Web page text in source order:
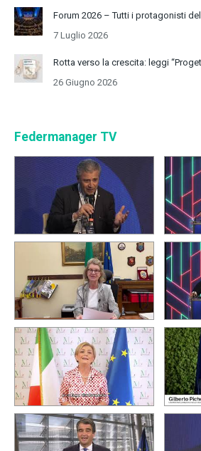
Forum 2026 – Tutti i protagonisti
7 Luglio 2026
Rotta verso la crescita: leggi
26 Giugno 2026
Federmanager TV